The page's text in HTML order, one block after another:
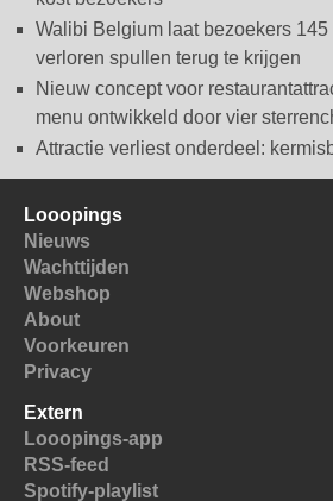
Walibi Belgium laat bezoekers
verloren spullen terug te krijgen
Nieuw concept voor
menu ontwikkeld door vier
Attractie verliest onderdeel:
Looopings
Nieuws
Wachttijden
Webshop
About
Voorkeuren
Privacy
Extern
Looopings-app
RSS-feed
Spotify-playlist